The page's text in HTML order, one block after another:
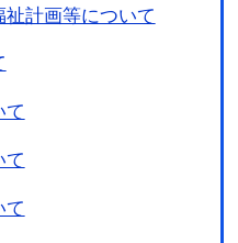
計画等について
て
て
て